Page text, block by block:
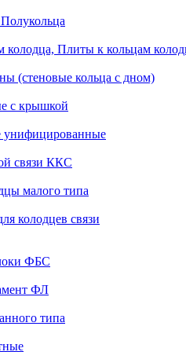
колодца, Плиты к кольцам
(стеновые кольца с дном)
с крышкой
унифицированные
связи ККС
малого типа
колодцев связи
ФБС
ФЛ
типа